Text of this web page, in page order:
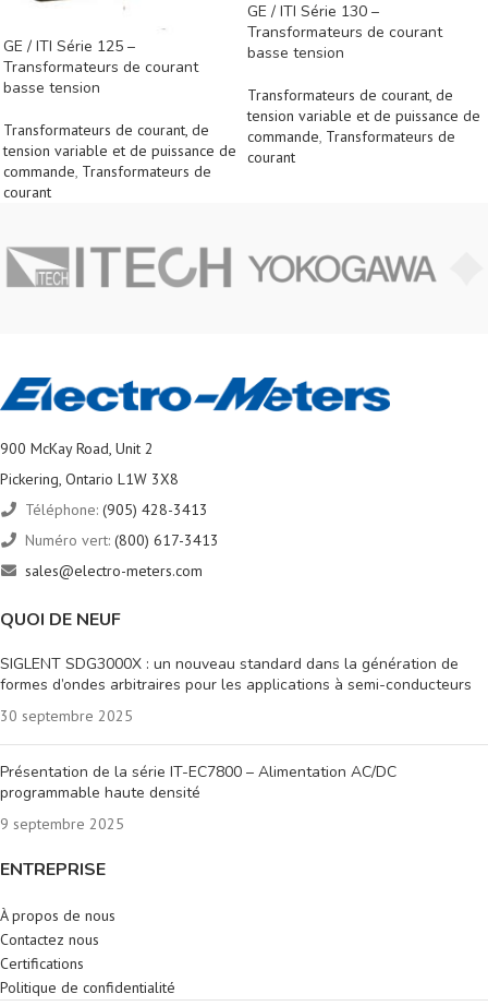
GE / ITI Série 125 –
Transformateurs de courant
basse tension
Transformateurs de courant, de
tension variable et de puissance de
commande, Transformateurs de
courant
GE / ITI Série 130 –
Transformateurs de courant
basse tension
Transformateurs de courant, de
tension variable et de puissance de
commande, Transformateurs de
courant
900 McKay Road, Unit 2
Pickering, Ontario L1W 3X8
Téléphone: (905) 428-3413
Numéro vert: (800) 617-3413
sales@electro-meters.com
QUOI DE NEUF
SIGLENT SDG3000X : un nouveau standard dans la génération de
formes d’ondes arbitraires pour les applications à semi-conducteurs
30 septembre 2025
Présentation de la série IT-EC7800 – Alimentation AC/DC
programmable haute densité
9 septembre 2025
ENTREPRISE
À propos de nous
Contactez nous
Certifications
Politique de confidentialité